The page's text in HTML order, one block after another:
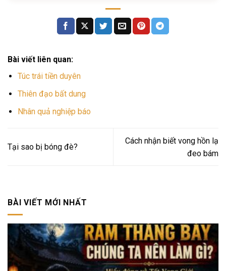
Bài viết liên quan:
Túc trái tiền duyên
Thiên đạo bất dung
Nhân quả nghiệp báo
Tại sao bị bóng đè?
Cách nhận biết vong hồn lạ
đeo bám
BÀI VIẾT MỚI NHẤT